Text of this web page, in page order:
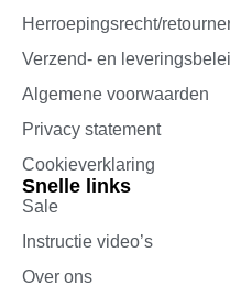
Herroepingsrecht/
Verzend- en
Algemene voorwaarden
Privacy statement
Cookieverklaring
Snelle links
Sale
Instructie video’s
Over ons